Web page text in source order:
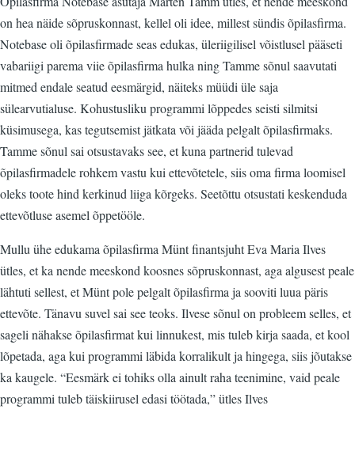
on hea näide sõpruskonnast, kellel oli idee, millest sündis õpilasfirma.
Notebase oli õpilasfirmade seas edukas, üleriigilisel võistlusel pääseti
vabariigi parema viie õpilasfirma hulka ning Tamme sõnul saavutati
mitmed endale seatud eesmärgid, näiteks müüdi üle saja
sülearvutialuse. Kohustusliku programmi lõppedes seisti silmitsi
küsimusega, kas tegutsemist jätkata või jääda pelgalt õpilasfirmaks.
Tamme sõnul sai otsustavaks see, et kuna partnerid tulevad
õpilasfirmadele rohkem vastu kui ettevõtetele, siis oma firma loomisel
oleks toote hind kerkinud liiga kõrgeks. Seetõttu otsustati keskenduda
ettevõtluse asemel õppetööle.
Mullu ühe edukama õpilasfirma Münt finantsjuht Eva Maria Ilves
ütles, et ka nende meeskond koosnes sõpruskonnast, aga algusest peale
lähtuti sellest, et Münt pole pelgalt õpilasfirma ja sooviti luua päris
ettevõte. Tänavu suvel sai see teoks. Ilvese sõnul on probleem selles, et
sageli nähakse õpilasfirmat kui linnukest, mis tuleb kirja saada, et kool
lõpetada, aga kui programmi läbida korralikult ja hingega, siis jõutakse
ka kaugele. “Eesmärk ei tohiks olla ainult raha teenimine, vaid peale
programmi tuleb täiskiirusel edasi töötada,” ütles Ilves